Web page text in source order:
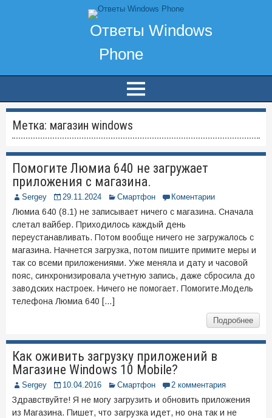
Метка: магазин windows
Помогите Люмиа 640 не загружает
приложения с магазина.
Sergey 29.11.2024 Смартфон Коментарии
Люмиа 640 (8.1) не записывает ничего с магазина. Сначала
слетал вайбер. Приходилось каждый день
переустанавливать. Потом вообще ничего не загружалось с
магазина. Начнется загрузка, потом пишите примите меры и
так со всеми приложениями. Уже меняла и дату и часовой
пояс, синхронизировала учетную запись, даже сбросила до
заводских настроек. Ничего не помогает. Помогите.Модель
телефона Люмиа 640 […]
Подробнее
Как оживить загрузку приложений в
Магазине Windows 10 Mobile?
Sergey 10.04.2016 Смартфон 2 комментария
Здравствуйте! Я не могу загрузить и обновить приложения
из Магазина. Пишет, что загрузка идет, но она так и не